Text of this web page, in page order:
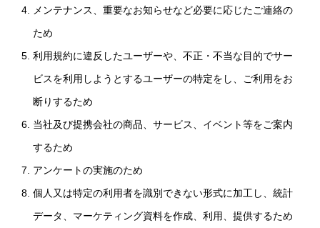
メンテナンス、重要なお知らせなど必要に応じたご連絡の
ため
利用規約に違反したユーザーや、不正・不当な目的でサー
ビスを利用しようとするユーザーの特定をし、ご利用をお
断りするため
当社及び提携会社の商品、サービス、イベント等をご案内
するため
アンケートの実施のため
個人又は特定の利用者を識別できない形式に加工し、統計
データ、マーケティング資料を作成、利用、提供するため